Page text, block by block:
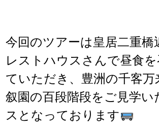
今回のツアーは皇居二重橋
レストハウスさんで昼食
ていただき、豊洲の千客万
叙園の百段階段をご見学い
スとなっております